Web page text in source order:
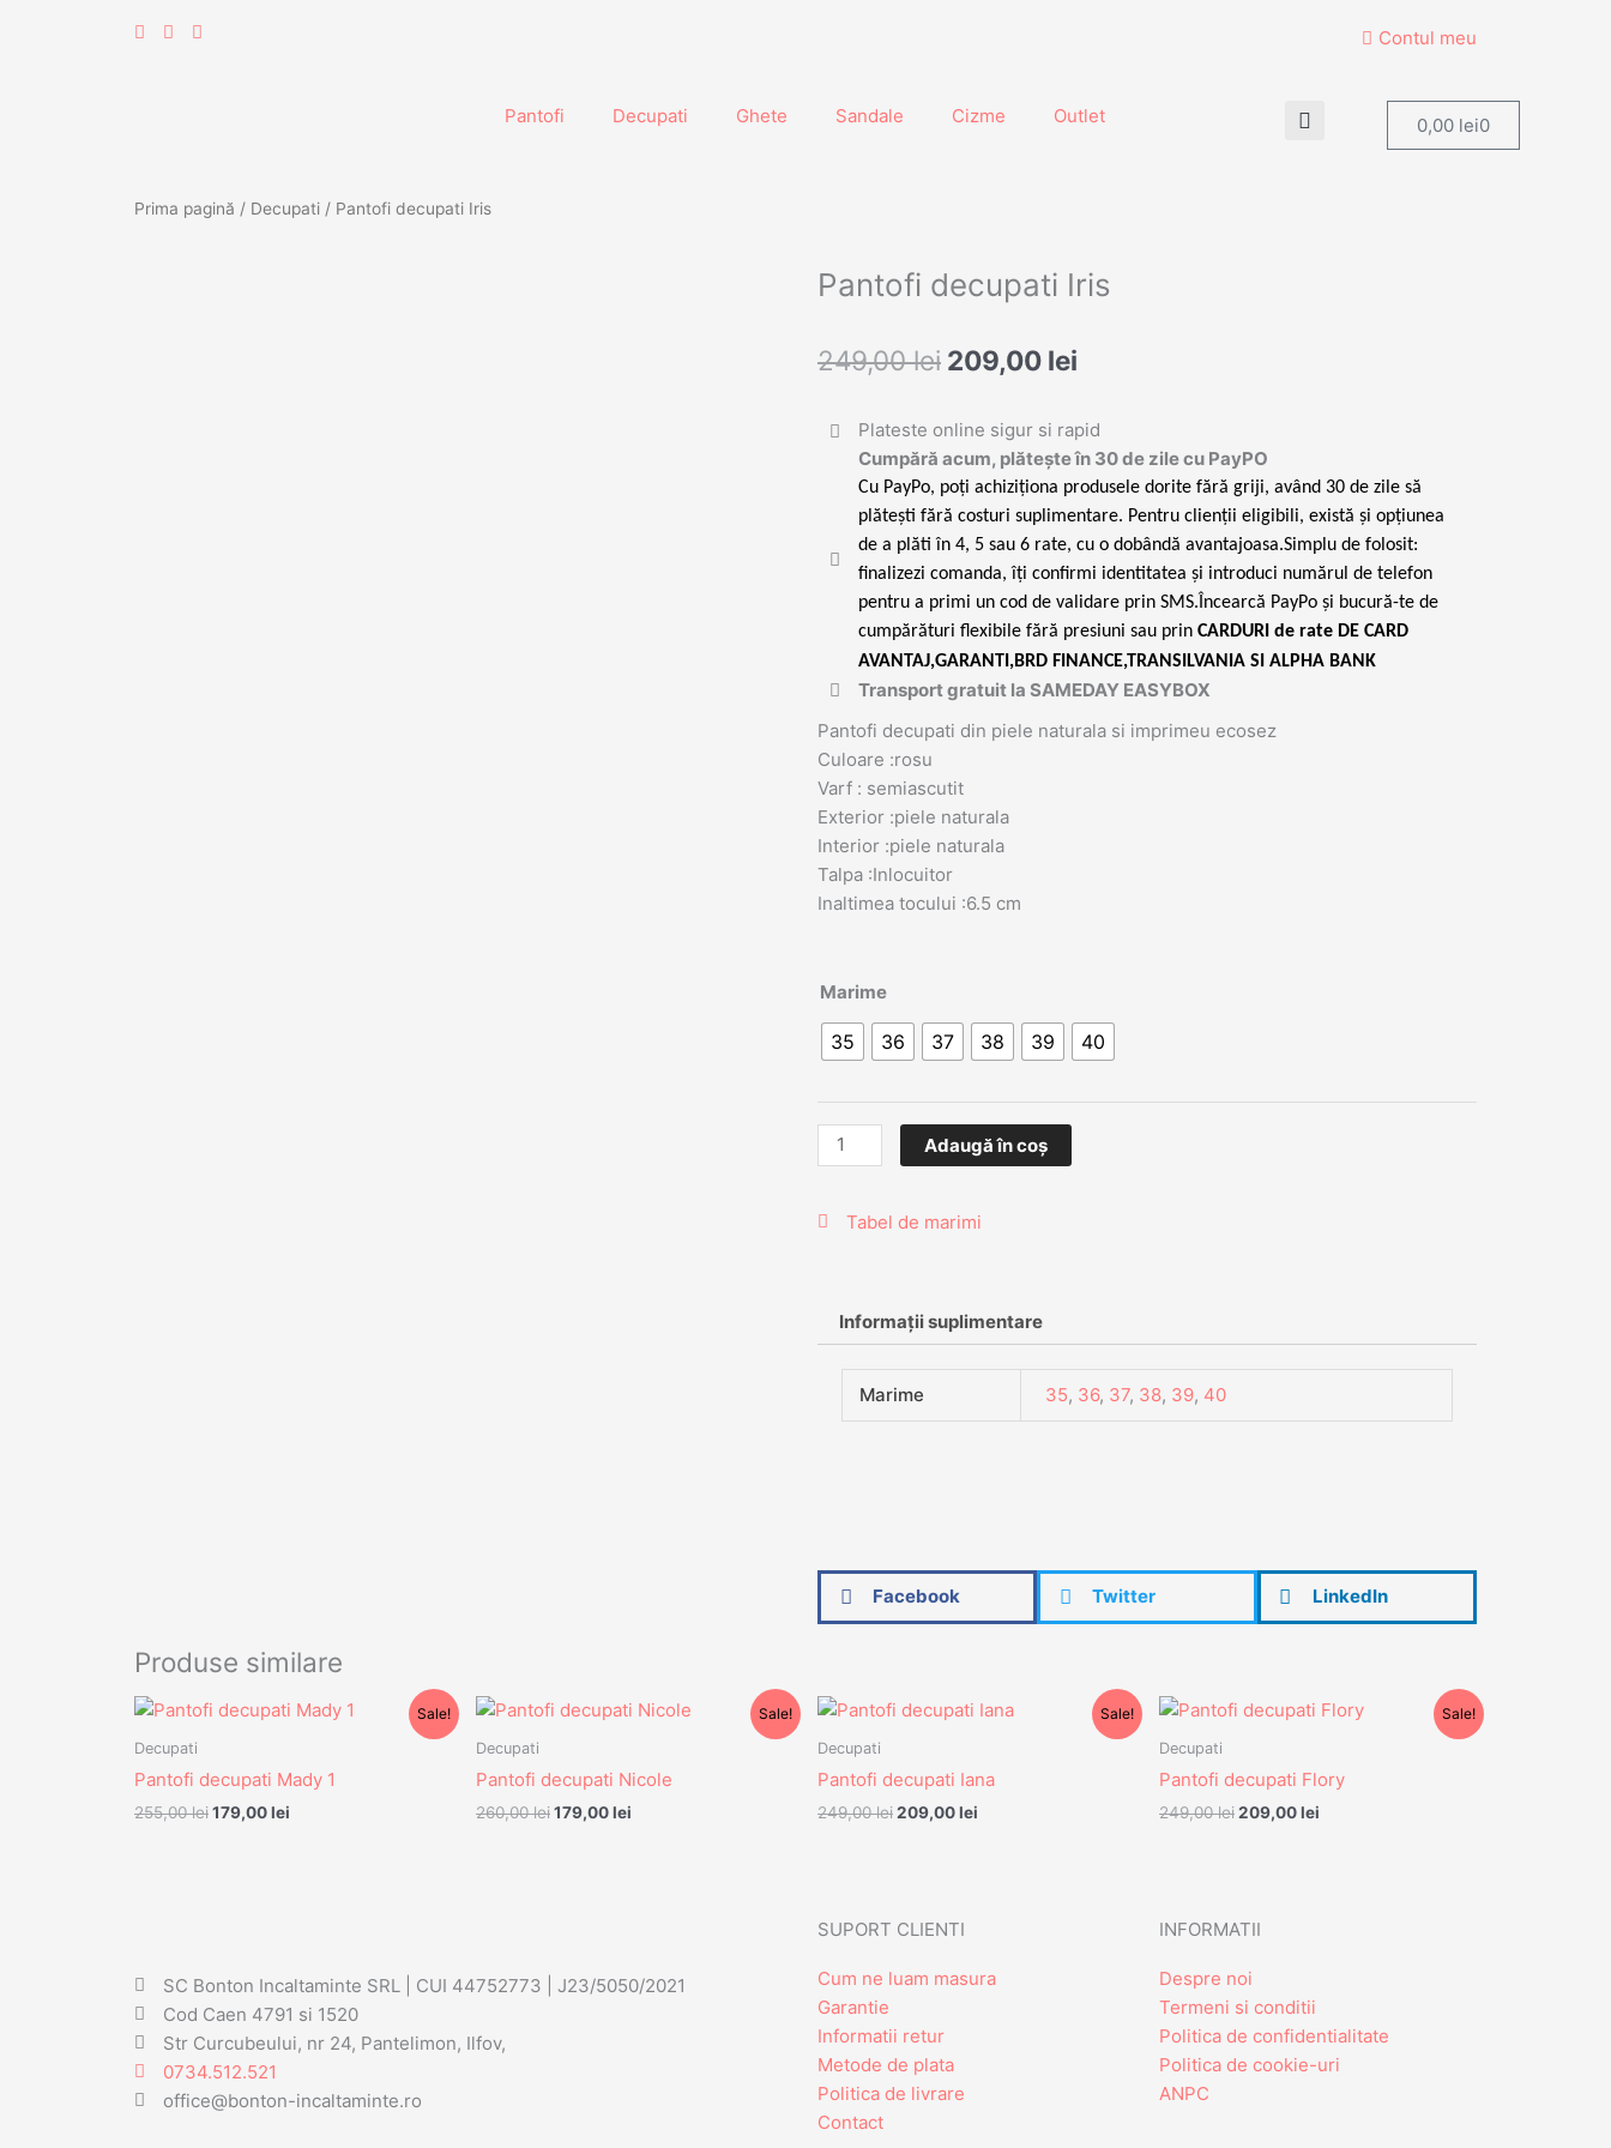
Contul meu
Pantofi Decupati Ghete Sandale Cizme Outlet 0,00 lei0
Cart
Prima pagină / Decupati / Pantofi decupati Iris
Pantofi decupati Iris
249,00lei Prețul
a
fost:
249,00 lei.
209,00 lei
este:
209,00 lei.
Plateste online sigur si rapid
Cumpără acum, plătește în 30 de zile cu PayPO
Cu PayPo, poți achiziționa produsele dorite fără griji, având 30 de zile să
plătești fără costuri suplimentare. Pentru clienții eligibili, există și opțiunea
de a plăti în 4, 5 sau 6 rate, cu o dobândă avantajoasa.Simplu de folosit:
finalizezi comanda, îți confirmi identitatea și introduci numărul de telefon
pentru a primi un cod de validare prin SMS.Încearcă PayPo și bucură-te de
cumpărături flexibile fără presiuni sau prinCARDURI de rate DE CARD
AVANTAJ,GARANTI,BRD FINANCE,TRANSILVANIA SI ALPHA BANK
Transport gratuit la SAMEDAY EASYBOX
Pantofi decupati din piele naturala si imprimeu ecosez
Culoare :rosu
Varf : semiascutit
Exterior :piele naturala
Interior :piele naturala
Talpa :Inlocuitor
Inaltimea tocului :6.5 cm
Marime
35 36 37 38 39 40
Cantitate
decupati
Adaugă în coș
Tabel de marimi
Informații suplimentare
Marime 35, 36, 37, 38, 39, 40
Facebook Twitter LinkedIn
Produse similare
Sale!
Decupati
Pantofi decupati Mady 1
255,00lei
Prețul
255,00 lei.
179,00lei
Prețul
curent
Sale!
Decupati
Pantofi decupati Nicole
260,00lei
Prețul
260,00 lei.
179,00lei
Prețul
Sale!
Decupati
Pantofi decupati Iana
249,00lei
Prețul
249,00 lei.
209,00lei
Prețul
Sale!
Decupati
Pantofi decupati Flory
249,00lei
Prețul
249,00 lei.
209,00lei
Prețul
curent
SC Bonton Incaltaminte SRL | CUI 44752773 | J23/5050/2021
Cod Caen 4791 si 1520
Str Curcubeului, nr 24, Pantelimon, Ilfov,
0734.512.521
office@bonton-incaltaminte.ro
SUPORT CLIENTI
Cum ne luam masura
Garantie
Informatii retur
Metode de plata
Politica de livrare
Contact
INFORMATII
Despre noi
Termeni si conditii
Politica de confidentialitate
Politica de cookie-uri
ANPC